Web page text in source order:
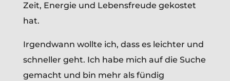
Zeit, Energie und Lebensfreude gekostet
hat.
Irgendwann wollte ich, dass es leichter und
schneller geht. Ich habe mich auf die Suche
gemacht und bin mehr als fündig